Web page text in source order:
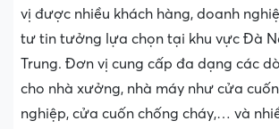
vị được nhiều khách hàng, doanh
tư tin tưởng lựa chọn tại khu vực Đà
Trung. Đơn vị cung cấp đa dạng các
cho nhà xưởng, nhà máy như cửa
nghiệp, cửa cuốn chống cháy,… và